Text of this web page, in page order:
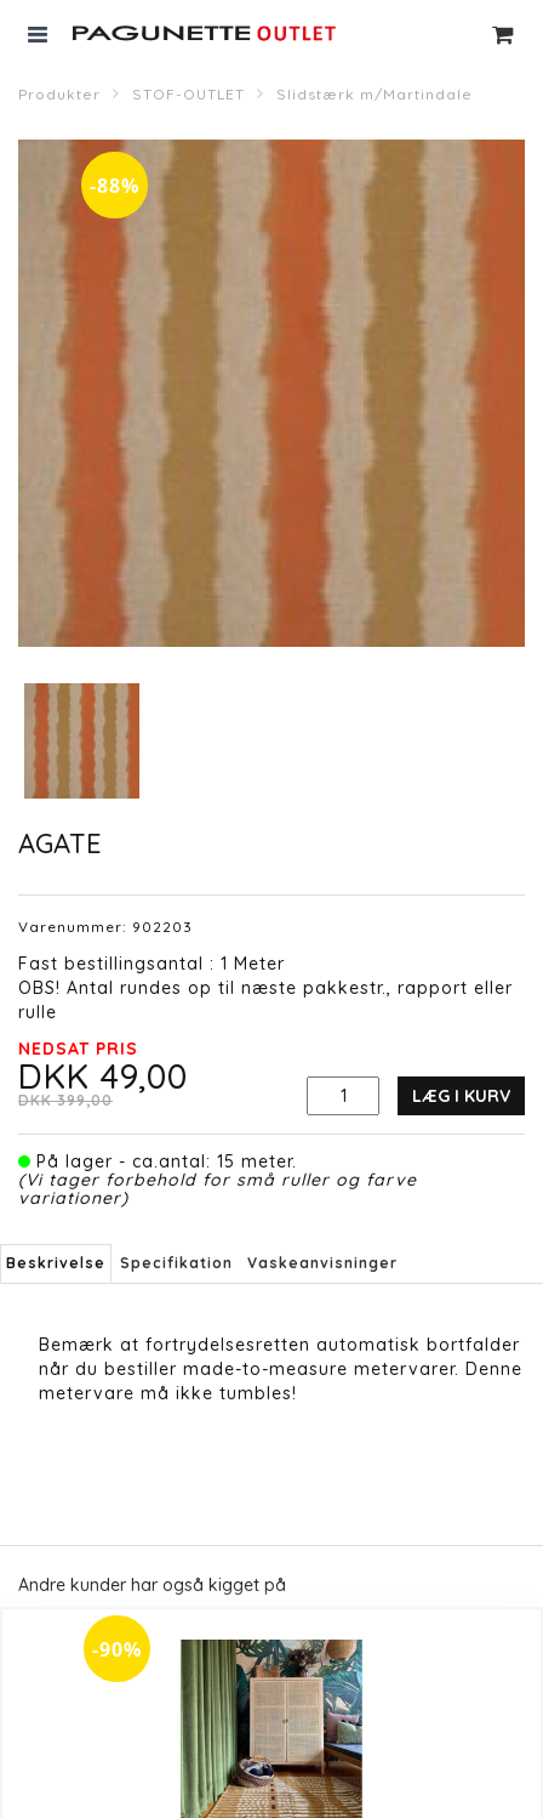
Produkter STOF-OUTLET Slidstærk m/Martindale
-88%
AGATE
Varenummer: 902203
Fast bestillingsantal : 1 Meter
OBS! Antal rundes op til næste pakkestr., rapport eller
rulle
NEDSAT PRIS
DKK 49,00
DKK 399,00 LÆG I KURV
På lager - ca.antal: 15 meter.
(Vi tager forbehold for små ruller og farve
variationer)
Beskrivelse Specifikation Vaskeanvisninger
Bemærk at fortrydelsesretten automatisk bortfalder
når du bestiller made-to-measure metervarer. Denne
metervare må ikke tumbles!
Andre kunder har også kigget på
-90%